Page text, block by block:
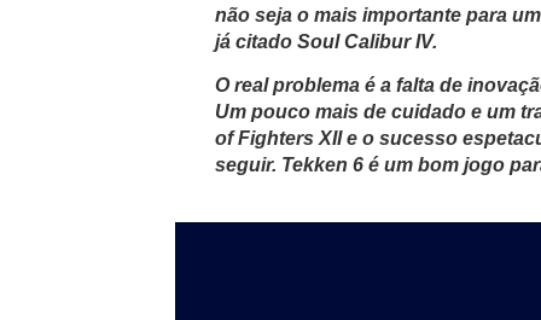
não seja o mais importante para
já citado Soul Calibur IV.
O real problema é a falta de
Um pouco mais de cuidado e um
of Fighters XII e o sucesso
seguir. Tekken 6 é um bom jogo